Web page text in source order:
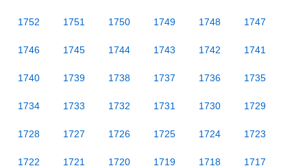
1752 1751 1750 1749 1748 1747
1746 1745 1744 1743 1742 1741
1740 1739 1738 1737 1736 1735
1734 1733 1732 1731 1730 1729
1728 1727 1726 1725 1724 1723
1722 1721 1720 1719 1718 1717